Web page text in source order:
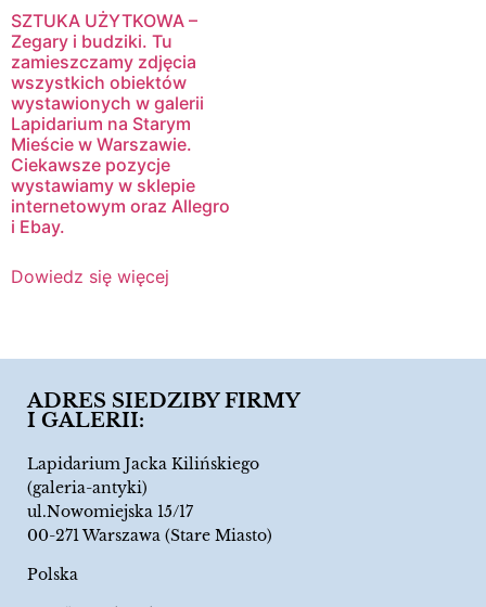
SZTUKA UŻYTKOWA –
Zegary i budziki. Tu
zamieszczamy zdjęcia
wszystkich obiektów
wystawionych w galerii
Lapidarium na Starym
Mieście w Warszawie.
Ciekawsze pozycje
wystawiamy w sklepie
internetowym oraz Allegro
i Ebay.
Dowiedz się więcej
ADRES SIEDZIBY FIRMY
I GALERII:
Lapidarium Jacka Kilińskiego
(galeria-antyki)
ul.Nowomiejska 15/17
00-271 Warszawa (Stare Miasto)
Polska